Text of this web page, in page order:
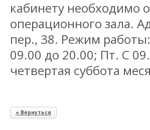
кабинету необходимо
операционного зала.
пер., 38. Режим
09.00 до 20.00; Пт. С
четвертая суббота
« Вернуться